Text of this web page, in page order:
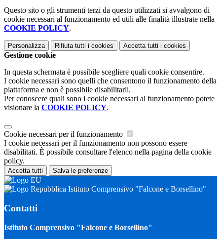
Questo sito o gli strumenti terzi da questo utilizzati si avvalgono di
cookie necessari al funzionamento ed utili alle finalità illustrate nella
COOKIE POLICY.
Personalizza Rifiuta tutti i cookies Accetta tutti i cookies
Gestione cookie
In questa schermata è possibile scegliere quali cookie consentire.
I cookie necessari sono quelli che consentono il funzionamento della
piattaforma e non è possibile disabilitarli.
Per conoscere quali sono i cookie necessari al funzionamento potete
visionare la COOKIE POLICY.
Cookie necessari per il funzionamento
I cookie necessari per il funzionamento non possono essere
disabilitati. È possibile consultare l'elenco nella pagina della cookie
policy.
Accetta tutti Salva le preferenze
Istituto Comprensivo "Falcone e Borsellino"
Contatti
Istituto Comprensivo "Falcone e Borsellino"